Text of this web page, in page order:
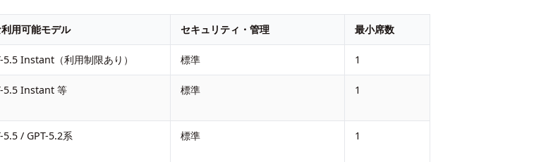
用可能モデル セキュリティ・管理 最小席数
5.5 Instant（利用制限あり） 標準 1
5.5 Instant 等 標準 1
5.5 / GPT-5.2系 標準 1